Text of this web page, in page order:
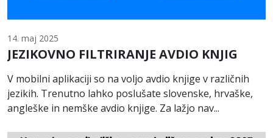
14. maj 2025
JEZIKOVNO FILTRIRANJE AVDIO KNJIG
V mobilni aplikaciji so na voljo avdio knjige v različnih
jezikih. Trenutno lahko poslušate slovenske, hrvaške,
angleške in nemške avdio knjige. Za lažjo nav...